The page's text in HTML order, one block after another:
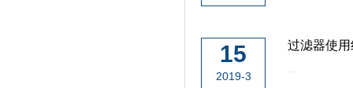
15
2019-3
过滤器使
...